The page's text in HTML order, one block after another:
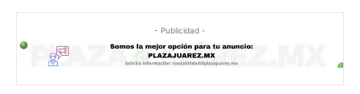
- Publicidad -